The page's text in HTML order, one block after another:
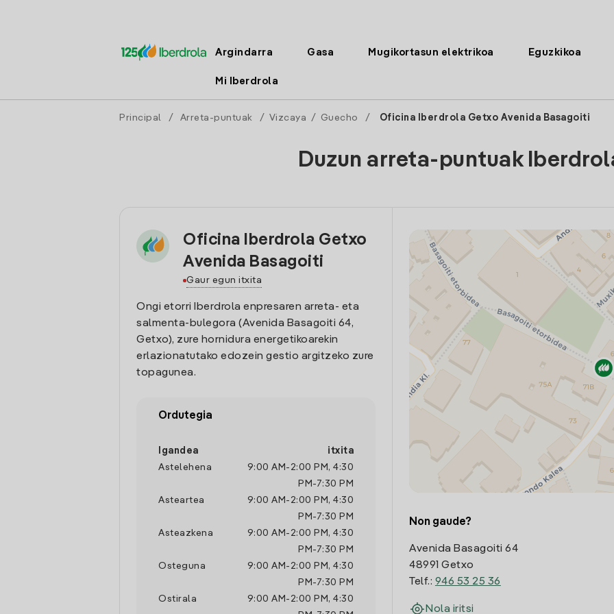
Argindarra Gasa Mugikortasun elektrikoa Eguzkikoa
Mi Iberdrola
Principal / Arreta-puntuak / Vizcaya / Guecho / Oficina Iberdrola Getxo Avenida Basagoiti
Duzun arreta-puntuak
Oficina Iberdrola Getxo
Avenida Basagoiti
Gaur egun itxita
Ongi etorri Iberdrola enpresaren arreta- eta
salmenta-bulegora (Avenida Basagoiti 64,
Getxo), zure hornidura energetikoarekin
erlazionatutako edozein gestio argitzeko zure
topagunea.
Ordutegia
Igandea
itxita
Astelehena
9:00 AM - 2:00 PM , 4:30
PM -7:30 PM
Asteartea
9:00 AM - 2:00 PM , 4:30
PM -7:30 PM
Asteazkena
9:00 AM - 2:00 PM , 4:30
PM -7:30 PM
Osteguna
9:00 AM - 2:00 PM , 4:30
PM -7:30 PM
Ostirala
9:00 AM - 2:00 PM , 4:30
Non gaude?
Avenida Basagoiti 64
48991 Getxo
Telf.: 946 53 25 36
Nola iritsi